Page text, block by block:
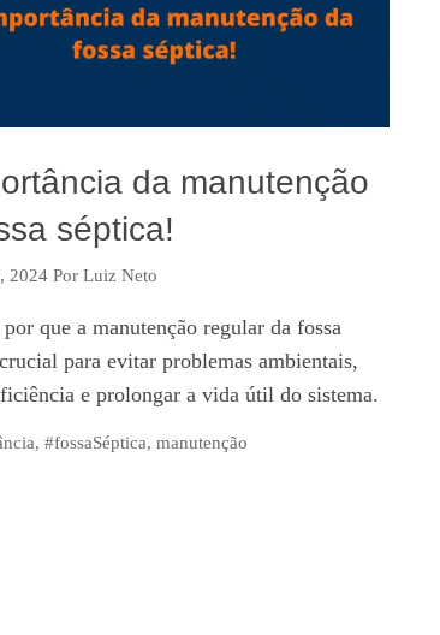
da manutenção
séptica!
2024 Por Luiz Neto
que a manutenção regular da fossa
para evitar problemas ambientais,
e prolongar a vida útil do sistema.
,#fossaSéptica,manutenção